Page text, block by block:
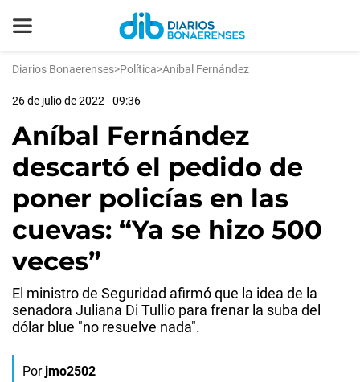
Diarios Bonaerenses>Política>Aníbal Fernández
26 de julio de 2022 - 09:36
Aníbal Fernández
descartó el pedido de
poner policías en las
cuevas: “Ya se hizo 500
veces”
El ministro de Seguridad afirmó que la idea de la
senadora Juliana Di Tullio para frenar la suba del
dólar blue "no resuelve nada".
Por jmo2502